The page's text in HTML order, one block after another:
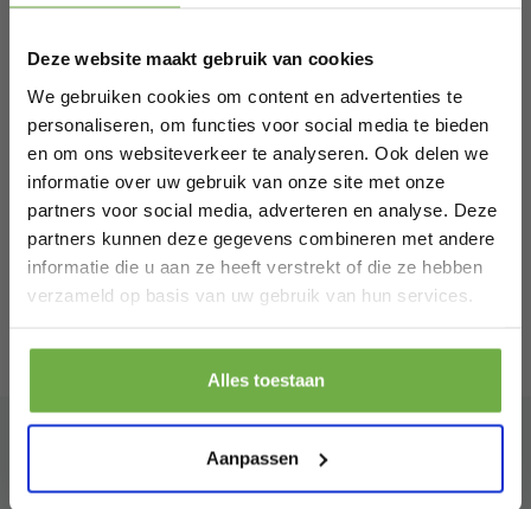
Deze website maakt gebruik van cookies
We gebruiken cookies om content en advertenties te
personaliseren, om functies voor social media te bieden
en om ons websiteverkeer te analyseren. Ook delen we
informatie over uw gebruik van onze site met onze
partners voor social media, adverteren en analyse. Deze
partners kunnen deze gegevens combineren met andere
informatie die u aan ze heeft verstrekt of die ze hebben
verzameld op basis van uw gebruik van hun services.
Alles toestaan
Aanpassen
Karabijnhaak/Spanmoer/Plaat met Oog
Abonneer je op onze
Bij 2dekansje.com profiteer je van
kortingen tot wel 70%.
Laat ons weten wanneer je jarig bent
Pak € 5,- korting
. Je kunt je op elk moment weer afmelden.